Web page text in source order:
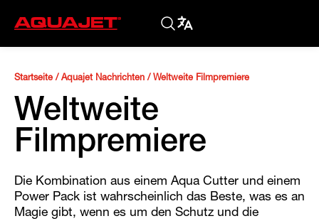
Startseite / Aquajet Nachrichten / Weltweite Filmpremiere
Weltweite
Filmpremiere
Die Kombination aus einem Aqua Cutter und einem
Power Pack ist wahrscheinlich das Beste, was es an
Magie gibt, wenn es um den Schutz und die